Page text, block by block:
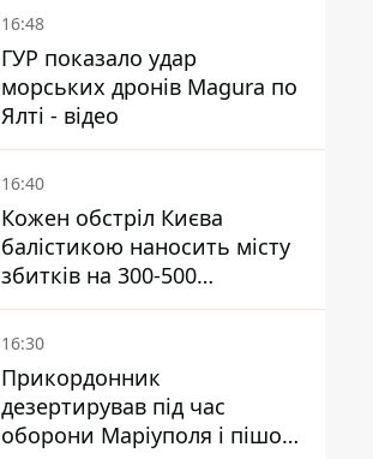
16:48
ГУР показало удар
морських дронів Magura по
Ялті - відео
16:40
Кожен обстріл Києва
балістикою наносить місту
збитків на 300-500
мільйонів - Петро
Пантелеєв
16:30
Прикордонник
дезертирував під час
оборони Маріуполя і пішов